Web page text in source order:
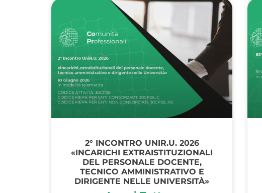
2° INCONTRO UNIR.U. 2026
«INCARICHI EXTRAISTITUZIONALI
DEL PERSONALE DOCENTE,
TECNICO AMMINISTRATIVO E
DIRIGENTE NELLE UNIVERSITÀ»